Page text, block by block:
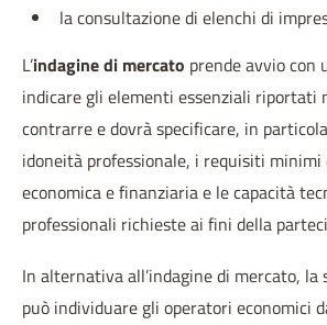
la consultazione di elenchi di
L’indagine di mercato prende avvio con
indicare gli elementi essenziali riportati
contrarre e dovrà specificare, in
idoneità professionale, i requisiti minimi
economica e finanziaria e le capacità
professionali richieste ai fini della
In alternativa all’indagine di mercato,
può individuare gli operatori economici